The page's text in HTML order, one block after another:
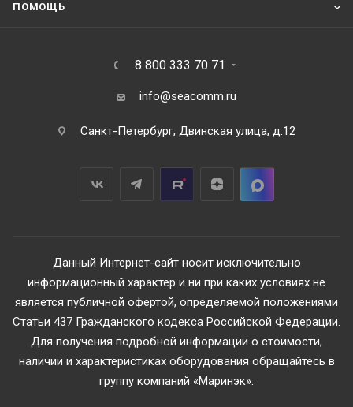
ПОМОЩЬ
8 800 333 70 71
info@seacomm.ru
Санкт-Петербург, Двинская улица, д.12
Данный Интернет-сайт носит исключительно
информационный характер и ни при каких условиях не
является публичной офертой, определяемой положениями
Статьи 437 Гражданского кодекса Российской Федерации.
Для получения подробной информации о стоимости,
наличии и характеристиках оборудования обращайтесь в
группу компаний «Маринэк».